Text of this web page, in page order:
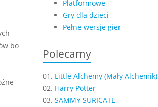
bo
Platformowe
Gry dla dzieci
Pełne wersje gier
Polecamy
01. Little Alchemy (Mały Alchemik)
02. Harry Potter
03. SAMMY SURICATE